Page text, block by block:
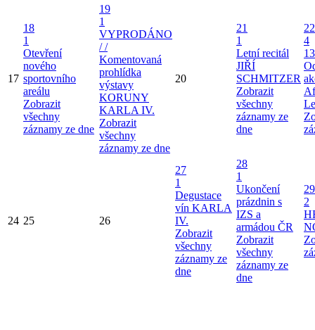
17
18
1
Otevření
nového
sportovního
areálu
Zobrazit
všechny
záznamy ze dne
19
1
VYPRODÁNO
/ /
Komentovaná
prohlídka
výstavy
KORUNY
KARLA IV.
Zobrazit
všechny
záznamy ze dne
20
21
1
Letní recitál
JIŘÍ
SCHMITZER
Zobrazit
všechny
záznamy ze
dne
22
4
24 25 26
27
1
Degustace
vín KARLA
IV.
Zobrazit
všechny
záznamy ze
dne
28
1
Ukončení
prázdnin s
IZS a
armádou ČR
Zobrazit
všechny
záznamy ze
dne
29
2